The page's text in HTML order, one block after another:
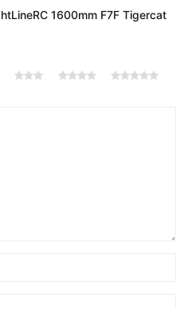
1600mm F7F Tigercat